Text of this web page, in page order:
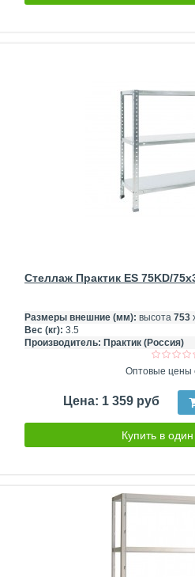
Стеллаж Практик ES 75KD/
Размеры внешние (мм): высота 753
Вес (кг): 3.5
Производитель: Практик (Россия)
Оптовые цены
Цена: 1 359 руб
Купить в один